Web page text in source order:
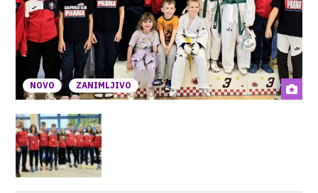
NOVO ZANIMLJIVO